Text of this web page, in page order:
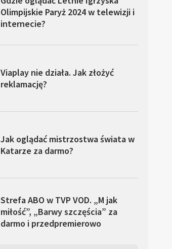
Olimpijskie Paryż 2024 w telewizji i
internecie?
Viaplay nie działa. Jak złożyć
reklamację?
Jak oglądać mistrzostwa świata w
Katarze za darmo?
Strefa ABO w TVP VOD. „M jak
miłość”, „Barwy szczęścia” za
darmo i przedpremierowo